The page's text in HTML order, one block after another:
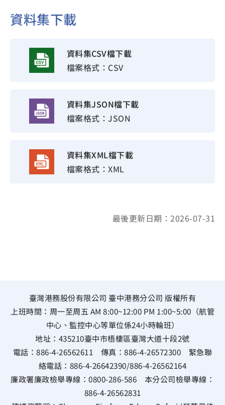
資料集下載
資料集CSV檔下載
檔案格式：CSV
資料集JSON檔下載
檔案格式：JSON
資料集XML檔下載
檔案格式：XML
最後更新日期：2026-07-31
臺灣港務股份有限公司 臺中港務分公司 版權所有
上班時間：周一至周五 AM 8:00~12:00 PM 1:00~5:00（航管
中心、監控中心等單位係24小時輪班）
地址： 435210臺中市梧棲區臺灣大道十段2號
電話：886-4-26562611 傳真：886-4-26572300 緊急聯
絡電話： 886-4-26642390/886-4-26562164
廉政署廉政檢舉專線： 0800-286-586 本分公司檢舉專線：
886-4-26562831